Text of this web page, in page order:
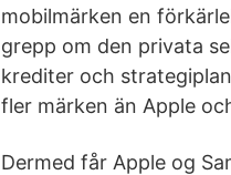
mobilmärken en
grepp om den privata
krediter och
fler märken än Apple
Dermed får Apple og